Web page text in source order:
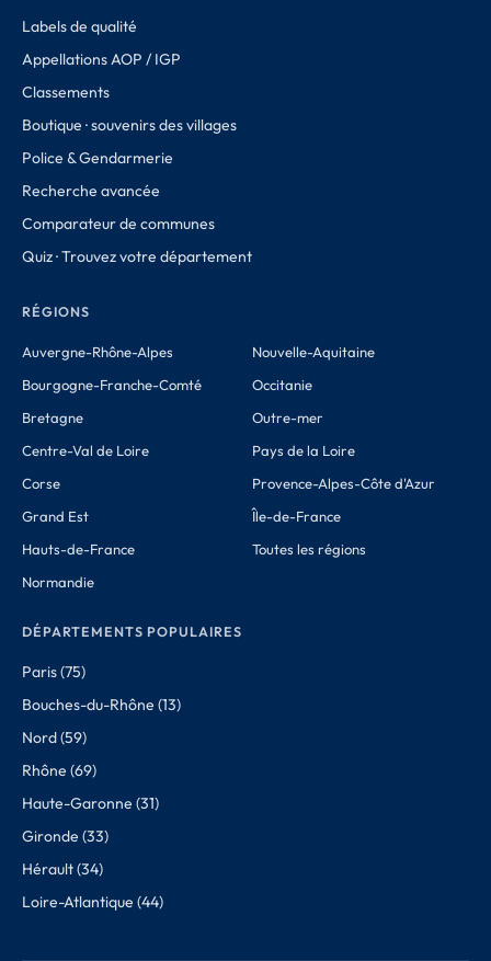
Labels de qualité
Appellations AOP / IGP
Classements
Boutique · souvenirs des villages
Police & Gendarmerie
Recherche avancée
Comparateur de communes
Quiz · Trouvez votre département
RÉGIONS
Auvergne-Rhône-Alpes
Bourgogne-Franche-Comté
Bretagne
Centre-Val de Loire
Corse
Grand Est
Hauts-de-France
Normandie
Nouvelle-Aquitaine
Occitanie
Outre-mer
Pays de la Loire
Provence-Alpes-Côte d'Azur
Île-de-France
Toutes les régions
DÉPARTEMENTS POPULAIRES
Paris (75)
Bouches-du-Rhône (13)
Nord (59)
Rhône (69)
Haute-Garonne (31)
Gironde (33)
Hérault (34)
Loire-Atlantique (44)